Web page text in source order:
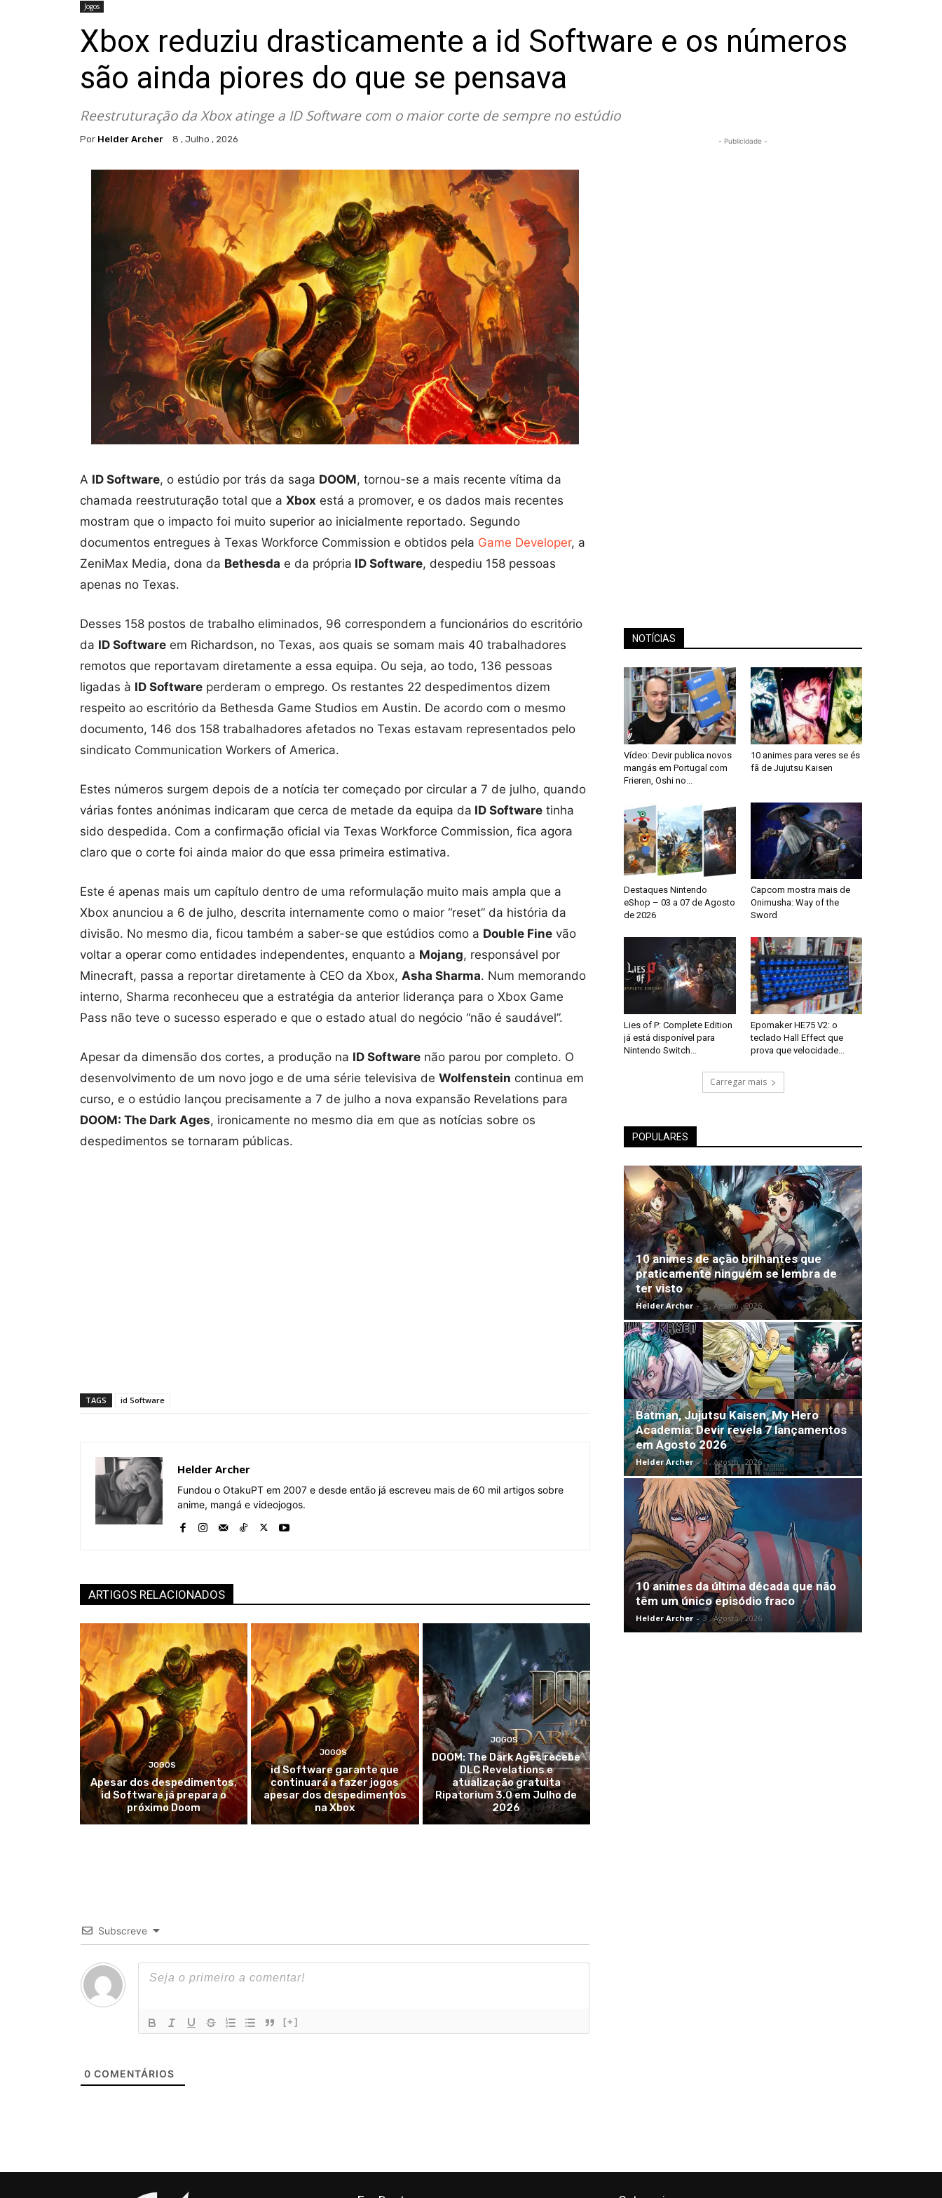
Jogos
Xbox reduziu drasticamente a id Software e os números
são ainda piores do que se pensava
Reestruturação da Xbox atinge a ID Software com o maior corte de sempre no estúdio
Por Helder Archer 8 , Julho , 2026
A ID Software, o estúdio por trás da saga DOOM, tornou-se a mais recente vítima da
chamada reestruturação total que a Xbox está a promover, e os dados mais recentes
mostram que o impacto foi muito superior ao inicialmente reportado. Segundo
documentos entregues à Texas Workforce Commission e obtidos pela Game Developer, a
ZeniMax Media, dona da Bethesda e da própria ID Software, despediu 158 pessoas
apenas no Texas.
Desses 158 postos de trabalho eliminados, 96 correspondem a funcionários do escritório
da ID Software em Richardson, no Texas, aos quais se somam mais 40 trabalhadores
remotos que reportavam diretamente a essa equipa. Ou seja, ao todo, 136 pessoas
ligadas à ID Software perderam o emprego. Os restantes 22 despedimentos dizem
respeito ao escritório da Bethesda Game Studios em Austin. De acordo com o mesmo
documento, 146 dos 158 trabalhadores afetados no Texas estavam representados pelo
sindicato Communication Workers of America.
Estes números surgem depois de a notícia ter começado por circular a 7 de julho, quando
várias fontes anónimas indicaram que cerca de metade da equipa da ID Software tinha
sido despedida. Com a confirmação oficial via Texas Workforce Commission, fica agora
claro que o corte foi ainda maior do que essa primeira estimativa.
Este é apenas mais um capítulo dentro de uma reformulação muito mais ampla que a
Xbox anunciou a 6 de julho, descrita internamente como o maior “reset” da história da
divisão. No mesmo dia, ficou também a saber-se que estúdios como a Double Fine vão
voltar a operar como entidades independentes, enquanto a Mojang, responsável por
Minecraft, passa a reportar diretamente à CEO da Xbox, Asha Sharma. Num memorando
interno, Sharma reconheceu que a estratégia da anterior liderança para o Xbox Game
Pass não teve o sucesso esperado e que o estado atual do negócio “não é saudável”.
Apesar da dimensão dos cortes, a produção na ID Software não parou por completo. O
desenvolvimento de um novo jogo e de uma série televisiva de Wolfenstein continua em
curso, e o estúdio lançou precisamente a 7 de julho a nova expansão Revelations para
DOOM: The Dark Ages, ironicamente no mesmo dia em que as notícias sobre os
despedimentos se tornaram públicas.
TAGS id Software
Helder Archer
Fundou o OtakuPT em 2007 e desde então já escreveu mais de 60 mil artigos sobre
anime, mangá e videojogos.
ARTIGOS RELACIONADOS
JOGOS
Apesar dos despedimentos,
id Software já prepara o
próximo Doom
JOGOS
id Software garante que
continuará a fazer jogos
apesar dos despedimentos
na Xbox
JOGOS
DOOM: The Dark Ages recebe
DLC Revelations e
atualização gratuita
Ripatorium 3.0 em Julho de
2026
Subscreve
[+]
0 COMENTÁRIOS
- Publicidade -
NOTÍCIAS
Vídeo: Devir publica novos
mangás em Portugal com
Frieren, Oshi no...
10 animes para veres se és
fã de Jujutsu Kaisen
Destaques Nintendo
eShop – 03 a 07 de Agosto
de 2026
Capcom mostra mais de
Onimusha: Way of the
Sword
Lies of P: Complete Edition
já está disponível para
Nintendo Switch...
Epomaker HE75 V2: o
teclado Hall Effect que
prova que velocidade...
Carregar mais
POPULARES
10 animes de ação brilhantes que
praticamente ninguém se lembra de
ter visto
Helder Archer - 5 , Agosto , 2026
Batman, Jujutsu Kaisen, My Hero
Academia: Devir revela 7 lançamentos
em Agosto 2026
Helder Archer - 4 , Agosto , 2026
10 animes da última década que não
têm um único episódio fraco
Helder Archer - 3 , Agosto , 2026